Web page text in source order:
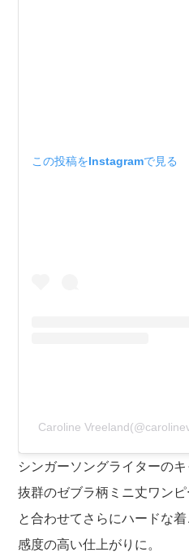
この投稿をInstagramで見る
Caroline
シンガーソングライターの
抜群のゼブラ柄ミニ丈ワン
と合わせてさらにハードな
感度の高い仕上がりに。